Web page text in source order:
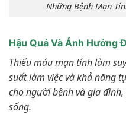
Những Bệnh Mạn
Hậu Quả Và Ảnh Hưởng
Thiếu máu mạn tính làm
suất làm việc và khả năng
cho người bệnh và gia
sống.